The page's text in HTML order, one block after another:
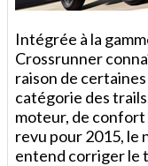
Intégrée à la
Crossrunner
raison de
catégorie des
moteur, de
revu pour 2015, le
entend corriger le